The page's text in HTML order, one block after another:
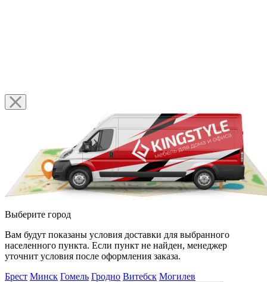
Выберите город
Вам будут показаны условия доставки для выбранного
населенного пункта. Если пункт не найден, менеджер
уточнит условия после оформления заказа.
Брест Минск Гомель Гродно Витебск Могилев